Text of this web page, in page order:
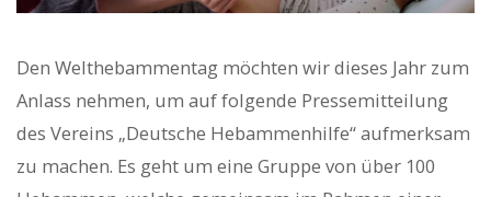
Den Welthebammentag möchten wir dieses Jahr zum
Anlass nehmen, um auf folgende Pressemitteilung
des Vereins „Deutsche Hebammenhilfe“ aufmerksam
zu machen. Es geht um eine Gruppe von über 100